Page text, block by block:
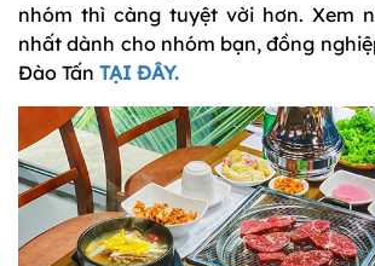
nhóm thì càng tuyệt vời hơn. Xem
nhất dành cho nhóm bạn, đồng
Đào Tấn TẠI ĐÂY.